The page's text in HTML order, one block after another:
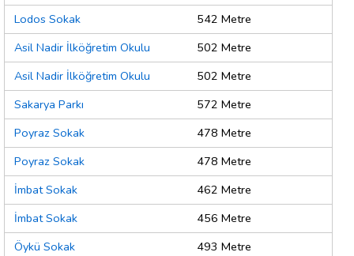
Lodos Sokak
542 Metre
Asil Nadir İlköğretim Okulu
502 Metre
Asil Nadir İlköğretim Okulu
502 Metre
Sakarya Parkı
572 Metre
Poyraz Sokak
478 Metre
Poyraz Sokak
478 Metre
İmbat Sokak
462 Metre
İmbat Sokak
456 Metre
Öykü Sokak
493 Metre